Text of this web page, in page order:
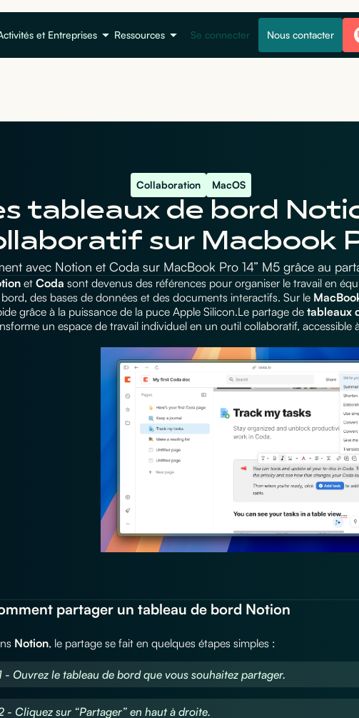
et Entreprises Ressources Se connecter Nous contacter
Collaboration MacOS
tableaux de bord
sur Macbook
avec Notion et Coda sur MacBook Pro 14” M5 grâce au
et Coda sont devenus des références pour organiser le travail en
des bases de données et des documents interactifs. Sur le
grâce à la puissance de la puce Apple Silicon.Le partage de tableaux
un espace de travail individuel en un outil collaboratif, accessible
partager un tableau de bord Notion
Notion, le partage se fait en quelques étapes simples :
- Ouvrez le tableau de bord que vous souhaitez partager.
- Cliquez sur “Partager” en haut à droite.